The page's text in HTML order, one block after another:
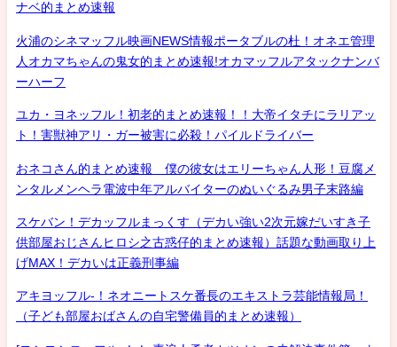
ナベ的まとめ速報
火浦のシネマッフル映画NEWS情報ポータブルの杜！オネエ管理
人オカマちゃんの鬼女的まとめ速報!オカマッフルアタックナンバ
ーハーフ
ユカ・ヨネッフル！初老的まとめ速報！！大帝イタチにラリアッ
ト！害獣神アリ・ガー被害に必殺！パイルドライバー
おネコさん的まとめ速報 僕の彼女はエリーちゃん人形！豆腐メ
ンタルメンヘラ電波中年アルバイターのぬいぐるみ男子末路編
スケバン！デカッフルまっくす（デカい強い2次元嫁だいすき子
供部屋おじさんヒロシ之古惑仔的まとめ速報）話題な動画取り上
げMAX！デカいは正義刑事編
アキヨッフル-！ネオニートスケ番長のエキストラ芸能情報局！
（子ども部屋おばさんの自宅警備員的まとめ速報）